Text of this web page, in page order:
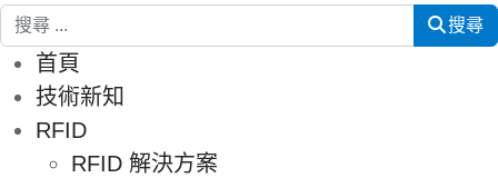
搜尋 搜尋
首頁
技術新知
RFID
RFID 解決方案